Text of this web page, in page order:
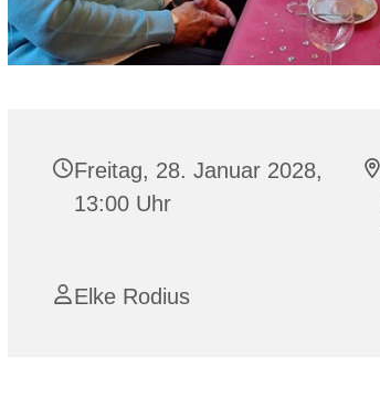
Freitag, 28. Januar 2028,
13:00 Uhr
Elke Rodius